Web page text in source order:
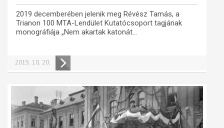
2019 decemberében jelenik meg Révész Tamás, a
Trianon 100 MTA-Lendület Kutatócsoport tagjának
monográfiája „Nem akartak katonát...
2019. 10. 20.